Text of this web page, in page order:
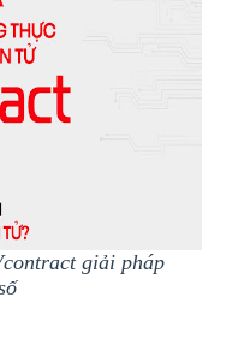
giải pháp